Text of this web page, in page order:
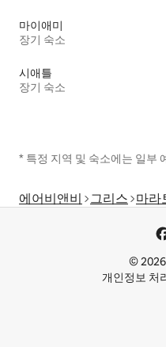
마이애미
장기 숙소
시애틀
장기 숙소
* 특정 지역 및 숙소에는 일부
에어비앤비 그리스 마라
©
개인정보 처